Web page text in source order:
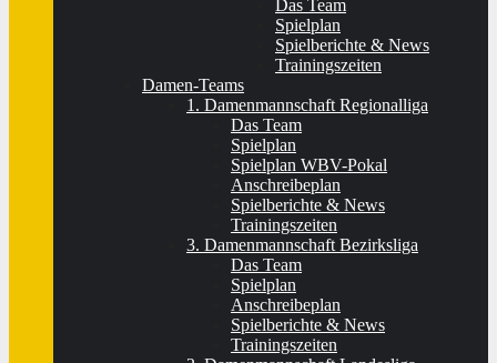
Das Team
Spielplan
Spielberichte & News
Trainingszeiten
Damen-Teams
1. Damenmannschaft Regionalliga
Das Team
Spielplan
Spielplan WBV-Pokal
Anschreibeplan
Spielberichte & News
Trainingszeiten
3. Damenmannschaft Bezirksliga
Das Team
Spielplan
Anschreibeplan
Spielberichte & News
Trainingszeiten